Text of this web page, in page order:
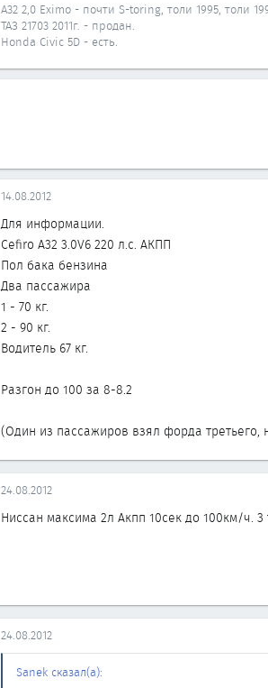
A32 2,0 Eximo - почти S-toring, толи 1995, толи
ТАЗ 21703 2011г. - продан.
Honda Civic 5D - есть.
14.08.2012
Для информации.
Cefiro A32 3.0V6 220 л.с. АКПП
Пол бака бензина
Два пассажира
1 - 70 кг.
2 - 90 кг.
Водитель 67 кг.
Разгон до 100 за 8-8.2
(Один из пассажиров взял форда
24.08.2012
Ниссан максима 2л Акпп 10сек до 100км/ч.
24.08.2012
Sanek сказал(а):